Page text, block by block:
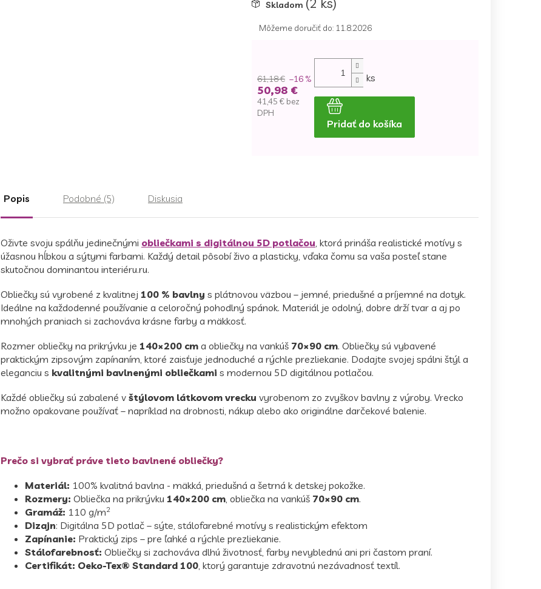
Skladom
Môžeme doručiť do: 11.8.2026
61,18 € –16 %
50,98 €
41,45 € bez
DPH
ks
Pridať do košíka
Popis Podobné (5) Diskusia
Oživte svoju spálňu jedinečnými obliečkami s digitálnou 5D potlačou, ktorá prináša realistické motívy s
úžasnou hĺbkou a sýtymi farbami. Každý detail pôsobí živo a plasticky, vďaka čomu sa vaša posteľ stane
skutočnou dominantou interiéru.ru.
Obliečky sú vyrobené z kvalitnej 100 % bavlny s plátnovou väzbou – jemné, priedušné a príjemné na dotyk.
Ideálne na každodenné používanie a celoročný pohodlný spánok. Materiál je odolný, dobre drží tvar a aj po
mnohých praniach si zachováva krásne farby a mäkkosť.
Rozmer obliečky na prikrývku je 140×200 cm a obliečky na vankúš 70×90 cm. Obliečky sú vybavené
praktickým zipsovým zapínaním, ktoré zaisťuje jednoduché a rýchle prezliekanie. Dodajte svojej spálni štýl a
eleganciu s kvalitnými bavlnenými obliečkami s modernou 5D digitálnou potlačou.
Každé obliečky sú zabalené v štýlovom látkovom vrecku vyrobenom zo zvyškov bavlny z výroby. Vrecko
možno opakovane používať – napríklad na drobnosti, nákup alebo ako originálne darčekové balenie.
Prečo si vybrať práve tieto bavlnené obliečky?
Materiál: 100% kvalitná bavlna - mäkká, priedušná a šetrná k detskej pokožke.
Rozmery: Obliečka na prikrývku 140×200 cm, obliečka na vankúš 70×90 cm.
Gramáž: 110 g/m2
Dizajn: Digitálna 5D potlač – sýte, stálofarebné motívy s realistickým efektom
Zapínanie: Praktický zips – pre ľahké a rýchle prezliekanie.
Stálofarebnosť: Obliečky si zachováva dlhú životnosť, farby nevyblednú ani pri častom praní.
Certifikát: Oeko-Tex® Standard 100, ktorý garantuje zdravotnú nezávadnosť textíl.